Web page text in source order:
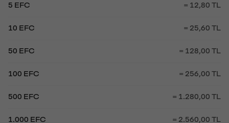
5 EFC = 12,80 TL
10 EFC = 25,60 TL
50 EFC = 128,00 TL
100 EFC = 256,00 TL
500 EFC = 1.280,00 TL
1.000 EFC = 2.560,00 TL